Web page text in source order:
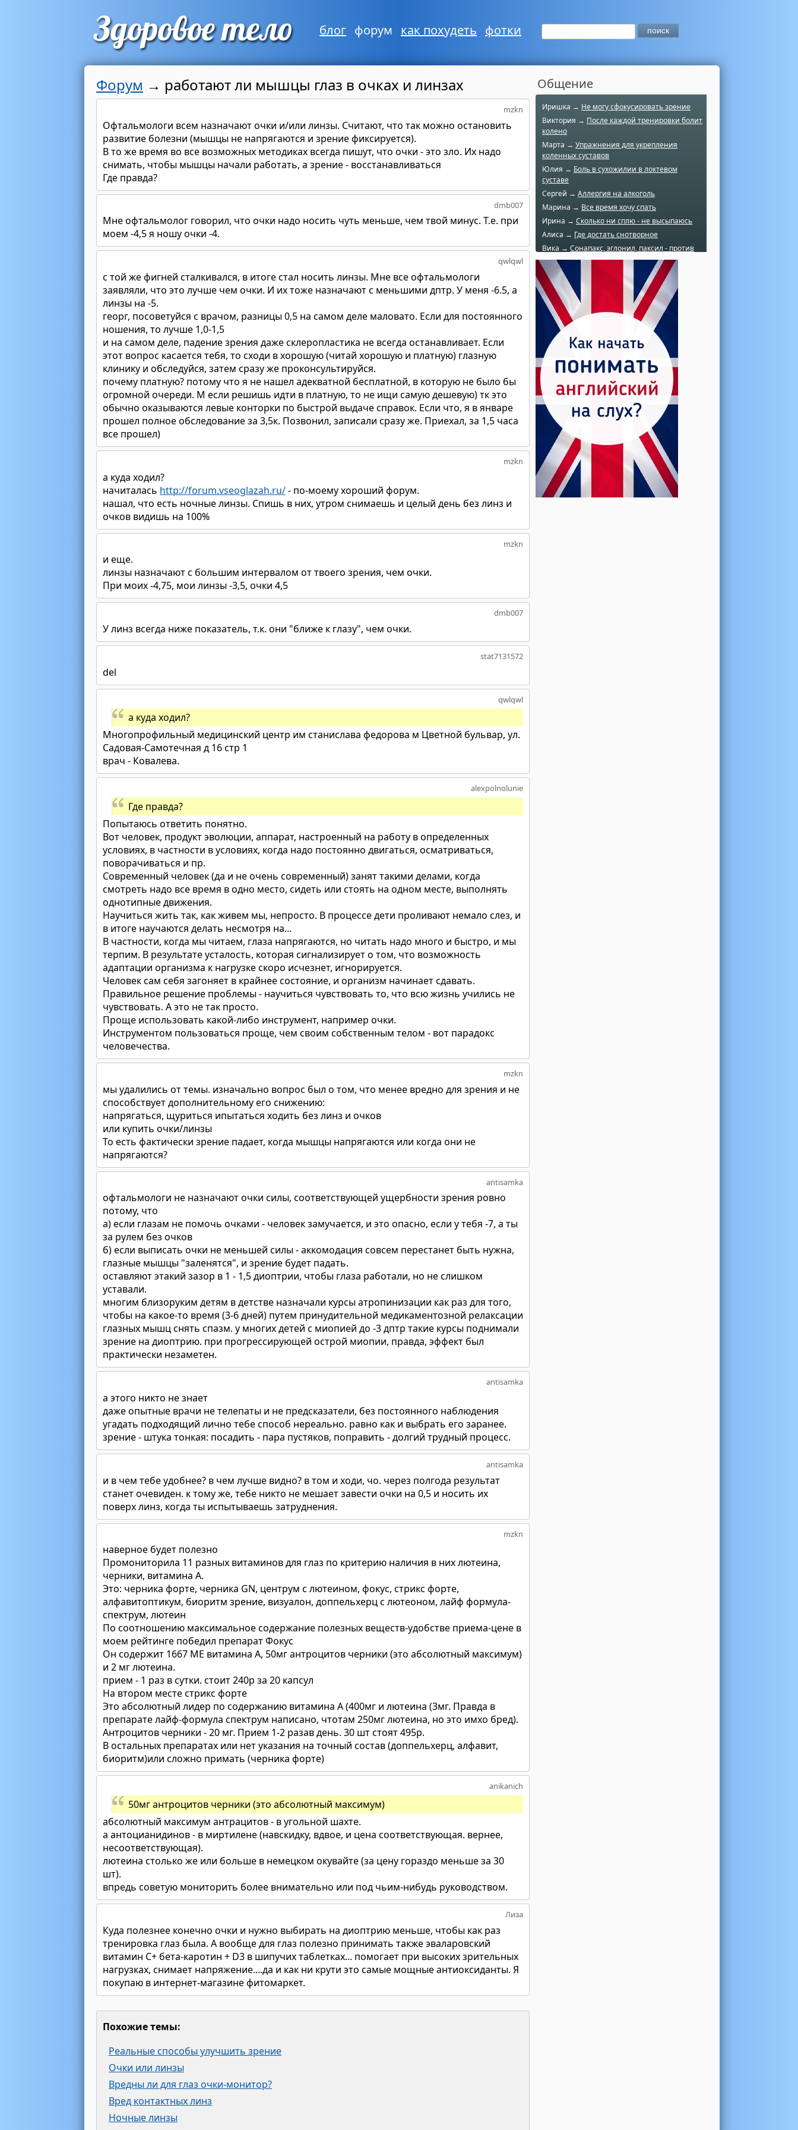
блог форум как похудеть фотки
Форум → работают ли мышцы глаз в очках и линзах
mzkn
Офтальмологи всем назначают очки и/или линзы. Считают, что так можно остановить
развитие болезни (мышцы не напрягаются и зрение фиксируется).
В то же время во все возможных методиках всегда пишут, что очки - это зло. Их надо
снимать, чтобы мышцы начали работать, а зрение - восстанавливаться
Где правда?
dmb007
Мне офтальмолог говорил, что очки надо носить чуть меньше, чем твой минус. Т.е. при
моем -4,5 я ношу очки -4.
qwlqwl
с той же фигней сталкивался, в итоге стал носить линзы. Мне все офтальмологи
заявляли, что это лучше чем очки. И их тоже назначают с меньшими дптр. У меня -6.5, а
линзы на -5.
георг, посоветуйся с врачом, разницы 0,5 на самом деле маловато. Если для постоянного
ношения, то лучше 1,0-1,5
и на самом деле, падение зрения даже склеропластика не всегда останавливает. Если
этот вопрос касается тебя, то сходи в хорошую (читай хорошую и платную) глазную
клинику и обследуйся, затем сразу же проконсультируйся.
почему платную? потому что я не нашел адекватной бесплатной, в которую не было бы
огромной очереди. М если решишь идти в платную, то не ищи самую дешевую) тк это
обычно оказываются левые конторки по быстрой выдаче справок. Если что, я в январе
прошел полное обследование за 3,5к. Позвонил, записали сразу же. Приехал, за 1,5 часа
все прошел)
mzkn
а куда ходил?
начиталась http://forum.vseoglazah.ru/- по-моему хороший форум.
нашал, что есть ночные линзы. Спишь в них, утром снимаешь и целый день без линз и
очков видишь на 100%
mzkn
и еще.
линзы назначают с большим интервалом от твоего зрения, чем очки.
При моих -4,75, мои линзы -3,5, очки 4,5
dmb007
У линз всегда ниже показатель, т.к. они "ближе к глазу", чем очки.
stat7131572
del
qwlqwl
а куда ходил?
Многопрофильный медицинский центр им станислава федорова м Цветной бульвар, ул.
Садовая-Самотечная д 16 стр 1
врач - Ковалева.
alexpolnolunie
Где правда?
Попытаюсь ответить понятно.
Вот человек, продукт эволюции, аппарат, настроенный на работу в определенных
условиях, в частности в условиях, когда надо постоянно двигаться, осматриваться,
поворачиваться и пр.
Современный человек (да и не очень современный) занят такими делами, когда
смотреть надо все время в одно место, сидеть или стоять на одном месте, выполнять
однотипные движения.
Научиться жить так, как живем мы, непросто. В процессе дети проливают немало слез, и
в итоге научаются делать несмотря на...
В частности, когда мы читаем, глаза напрягаются, но читать надо много и быстро, и мы
терпим. В результате усталость, которая сигнализирует о том, что возможность
адаптации организма к нагрузке скоро исчезнет, игнорируется.
Человек сам себя загоняет в крайнее состояние, и организм начинает сдавать.
Правильное решение проблемы - научиться чувствовать то, что всю жизнь учились не
чувствовать. А это не так просто.
Проще использовать какой-либо инструмент, например очки.
Инструментом пользоваться проще, чем своим собственным телом - вот парадокс
человечества.
mzkn
мы удалились от темы. изначально вопрос был о том, что менее вредно для зрения и не
способствует дополнительному его снижению:
напрягаться, щуриться ипытаться ходить без линз и очков
или купить очки/линзы
То есть фактически зрение падает, когда мышцы напрягаются или когда они не
напрягаются?
antisamka
офтальмологи не назначают очки силы, соответствующей ущербности зрения ровно
потому, что
а) если глазам не помочь очками - человек замучается, и это опасно, если у тебя -7, а ты
за рулем без очков
б) если выписать очки не меньшей силы - аккомодация совсем перестанет быть нужна,
глазные мышцы "заленятся", и зрение будет падать.
оставляют этакий зазор в 1 - 1,5 диоптрии, чтобы глаза работали, но не слишком
уставали.
многим близоруким детям в детстве назначали курсы атропинизации как раз для того,
чтобы на какое-то время (3-6 дней) путем принудительной медикаментозной релаксации
глазных мышц снять спазм. у многих детей с миопией до -3 дптр такие курсы поднимали
зрение на диоптрию. при прогрессирующей острой миопии, правда, эффект был
практически незаметен.
antisamka
а этого никто не знает
даже опытные врачи не телепаты и не предсказатели, без постоянного наблюдения
угадать подходящий лично тебе способ нереально. равно как и выбрать его заранее.
зрение - штука тонкая: посадить - пара пустяков, поправить - долгий трудный процесс.
antisamka
и в чем тебе удобнее? в чем лучше видно? в том и ходи, чо. через полгода результат
станет очевиден. к тому же, тебе никто не мешает завести очки на 0,5 и носить их
поверх линз, когда ты испытываешь затруднения.
mzkn
наверное будет полезно
Промониторила 11 разных витаминов для глаз по критерию наличия в них лютеина,
черники, витамина А.
Это: черника форте, черника GN, центрум с лютеином, фокус, стрикс форте,
алфавитоптикум, биоритм зрение, визуалон, доппельхерц с лютеоном, лайф формула-
спектрум, лютеин
По соотношению максимальное содержание полезных веществ-удобстве приема-цене в
моем рейтинге победил препарат Фокус
Он содержит 1667 МЕ витамина А, 50мг антроцитов черники (это абсолютный максимум)
и 2 мг лютеина.
прием - 1 раз в сутки. стоит 240р за 20 капсул
На втором месте стрикс форте
Это абсолютный лидер по содержанию витамина А (400мг и лютеина (3мг. Правда в
препарате лайф-формула спектрум написано, чтотам 250мг лютеина, но это имхо бред).
Антроцитов черники - 20 мг. Прием 1-2 разав день. 30 шт стоят 495р.
В остальных препаратах или нет указания на точный состав (доппельхерц, алфавит,
биоритм)или сложно примать (черника форте)
anikanich
50мг антроцитов черники (это абсолютный максимум)
абсолютный максимум антрацитов - в угольной шахте.
а антоцианидинов - в миртилене (навскидку, вдвое, и цена соответствующая. вернее,
несоответствующая).
лютеина столько же или больше в немецком окувайте (за цену гораздо меньше за 30
шт).
впредь советую мониторить более внимательно или под чьим-нибудь руководством.
Лиза
Куда полезнее конечно очки и нужно выбирать на диоптрию меньше, чтобы как раз
тренировка глаз была. А вообще для глаз полезно принимать также эваларовский
витамин С+ бета-каротин + D3 в шипучих таблетках... помогает при высоких зрительных
нагрузках, снимает напряжение....да и как ни крути это самые мощные антиоксиданты. Я
покупаю в интернет-магазине фитомаркет.
Похожие темы:
Реальные способы улучшить зрение
Очки или линзы
Вредны ли для глаз очки-монитор?
Вред контактных линз
Ночные линзы
Общение
Иришка → Не могу сфокусировать зрение
Виктория → После каждой тренировки болит
колено
Марта → Упражнения для укрепления
коленных суставов
Юлия → Боль в сухожилии в локтевом
суставе
Сергей → Аллергия на алкоголь
Марина → Все время хочу спать
Ирина → Сколько ни сплю - не высыпаюсь
Алиса → Где достать снотворное
Вика → Сонапакс, эглонил, паксил - против
чего?
Катерина →
Боль в колене при нагрузке
Алла →Болят коленные суставы
Паша Щ. →
Боль в коленной чашечке
Ульяна Ф. →Болят и хрустят колени
Артемов Иван →
Болит и опухло колено
Чернов Игорь →Болят суставы при занятиях
спортом